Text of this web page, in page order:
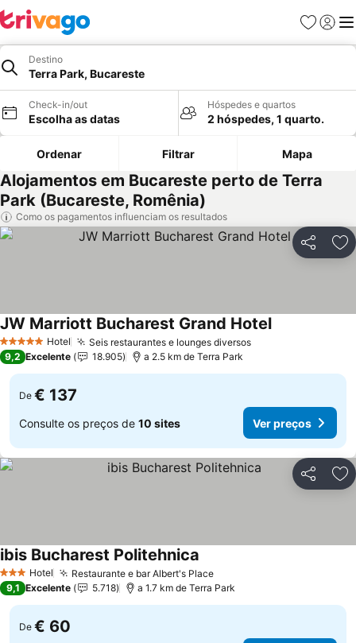
Favoritos
Iniciar
Destino
Terra Park, Bucareste
Check-in/out
Escolha as datas
Hóspedes e quartos
2 hóspedes, 1 quarto.
Ordenar Filtrar Mapa
Alojamentos em Bucareste perto de Terra
Park (Bucareste, Romênia)
Como os pagamentos influenciam os resultados
Partilhar
5 Estrelas Hotel Seis restaurantes e lounges diversosVer preços
JW Marriott Bucharest Grand HotelVer preços
9,2 Excelente 18.905 a 2.5 km de Terra Park
De € 137
Consulte os preços de 10 sites Ver preços
Partilhar
3 EstrelasHotel Restaurante e bar Albert's PlaceVer preços
ibis Bucharest Politehnica
9,1 Excelente 5.718 a 1.7 km de Terra Park
De € 60